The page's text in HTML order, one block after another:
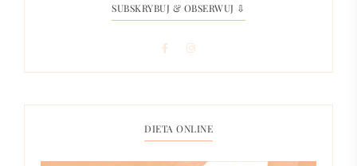
SUBSKRYBUJ & OBSERWUJ ⇩
DIETA ONLINE